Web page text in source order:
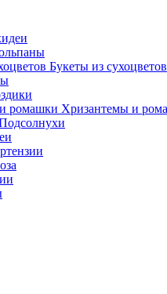
Букеты из сухоцветов
Хризантемы и